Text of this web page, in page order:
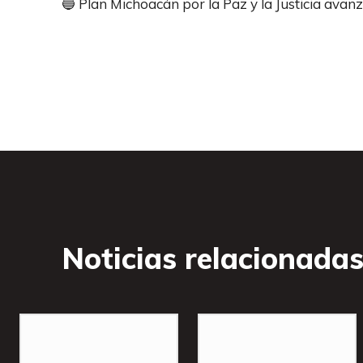
🔵 Plan Michoacán por la Paz y la Justicia
Noticias relacionadas